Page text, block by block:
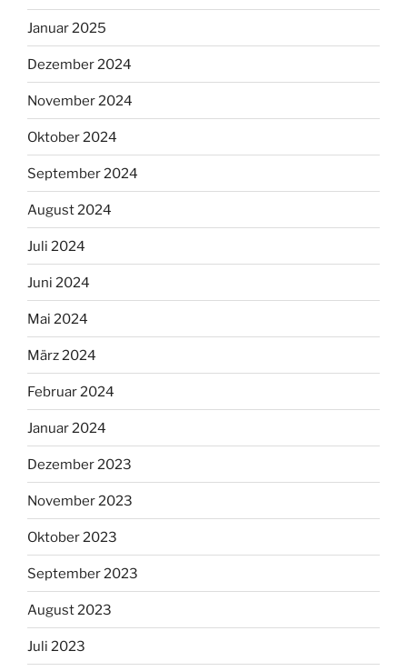
Januar 2025
Dezember 2024
November 2024
Oktober 2024
September 2024
August 2024
Juli 2024
Juni 2024
Mai 2024
März 2024
Februar 2024
Januar 2024
Dezember 2023
November 2023
Oktober 2023
September 2023
August 2023
Juli 2023